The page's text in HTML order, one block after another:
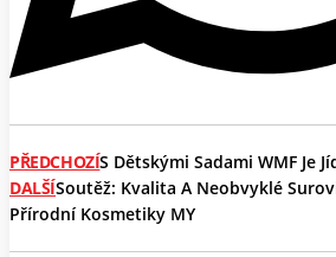
PŘEDCHOZÍS Dětskými Sadami WMF Je
DALŠÍSoutěž: Kvalita A Neobvyklé
Přírodní Kosmetiky MY